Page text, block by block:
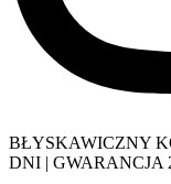
BŁYSKAWICZNY
DNI | GWARANCJA